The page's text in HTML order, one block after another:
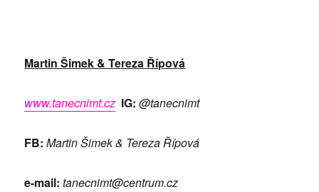
Martin Šimek & Tereza Řípová
www.tanecnimt.cz IG: @tanecnimt
FB: Martin Šimek & Tereza Řípová
e-mail: tanecnimt@centrum.cz